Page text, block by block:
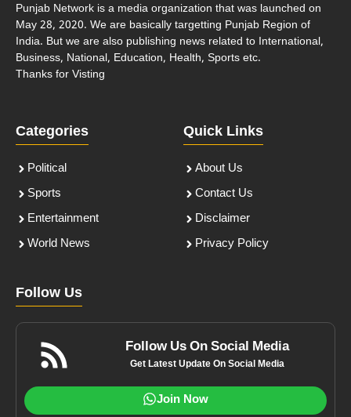
Punjab Network is a media organization that was launched on
May 28, 2020. We are basically targetting Punjab Region of
India. But we are also publishing news related to International,
Business, National, Education, Health, Sports etc.
Thanks for Visting
Categories
Political
Sports
Entertainment
World News
Quick Links
About Us
Contact Us
Disclaimer
Privacy Policy
Follow Us
Follow Us On Social Media
Get Latest Update On Social Media
Join Now